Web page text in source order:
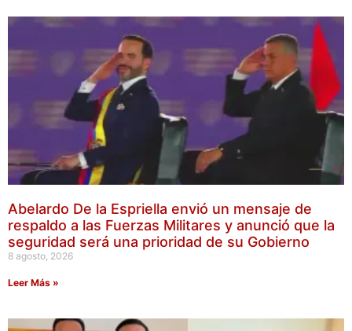
Abelardo De la Espriella envió un mensaje de
respaldo a las Fuerzas Militares y anunció que la
seguridad será una prioridad de su Gobierno
8 agosto, 2026
Leer Más »